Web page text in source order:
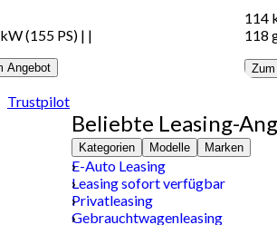
(155 PS) | |
Angebot
114
118
Trustpilot
Beliebte Leasing-
Kategorien Modelle Marken
E-Auto Leasing
Leasing sofort verfügbar
Privatleasing
Gebrauchtwagenleasing